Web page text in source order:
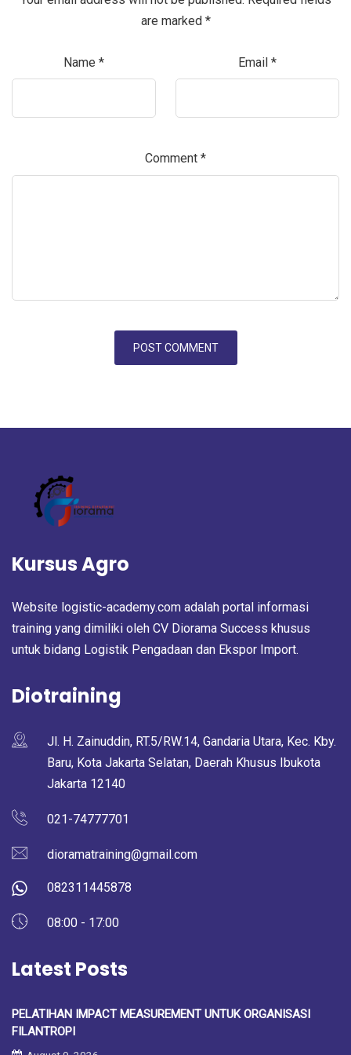
are marked *
Name * Email *
Comment *
Kursus Agro
Website logistic-academy.com adalah portal informasi
training yang dimiliki oleh CV Diorama Success khusus
untuk bidang Logistik Pengadaan dan Ekspor Import.
Diotraining
Jl. H. Zainuddin, RT.5/RW.14, Gandaria Utara, Kec. Kby.
Baru, Kota Jakarta Selatan, Daerah Khusus Ibukota
Jakarta 12140
021-74777701
dioramatraining@gmail.com
082311445878
08:00 - 17:00
Latest Posts
PELATIHAN IMPACT MEASUREMENT UNTUK ORGANISASI
FILANTROPI